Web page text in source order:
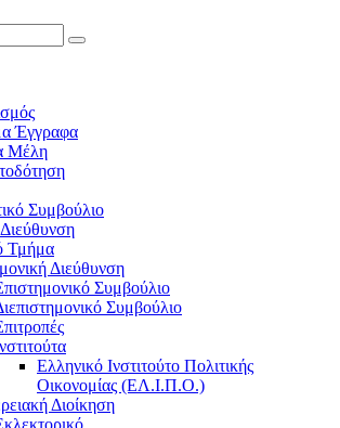
Έγγραφα
Μέλη
Συμβούλιο
Τμήμα
Διεύθυνση
Συμβούλιο
Συμβούλιο
Ελληνικό Ινστιτούτο Πολιτικής
Οικονομίας (ΕΛ.Ι.Π.Ο.)
Διοίκηση